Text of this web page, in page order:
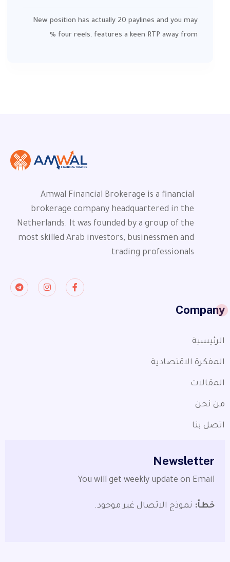
New position has actually 20 paylines and you may
four reels, features a keen RTP away from %
Amwal Financial Brokerage is a financial
brokerage company headquartered in the
Netherlands. It was founded by a group of the
most skilled Arab investors, businessmen and
trading professionals.
Company
الرئيسية
المفكرة الاقتصادية
المقالات
من نحن
اتصل بنا
Newsletter
You will get weekly update on Email
خطأ: نموذج الاتصال غير موجود.